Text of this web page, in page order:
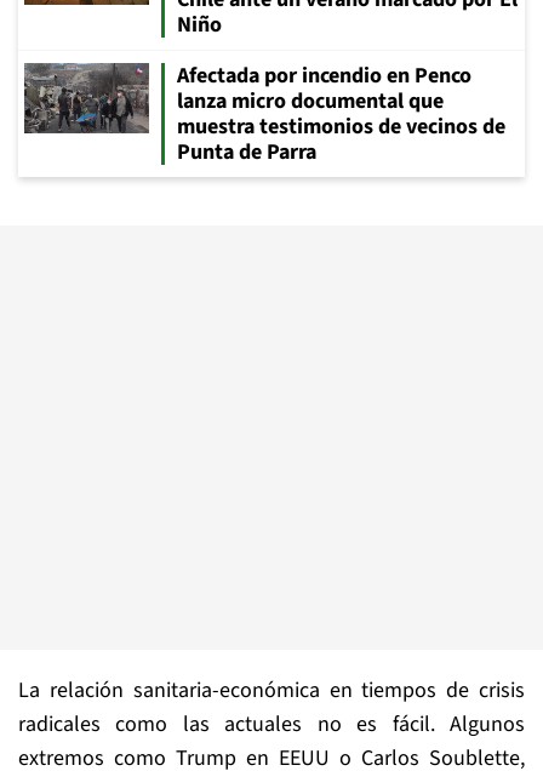
Niño
Afectada por incendio en Penco
lanza micro documental que
muestra testimonios de vecinos de
Punta de Parra
La relación sanitaria-económica en tiempos de crisis
radicales como las actuales no es fácil. Algunos
extremos como Trump en EEUU o Carlos Soublette,